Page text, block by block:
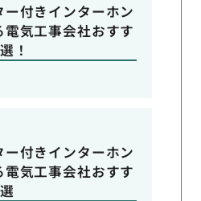
付きインターホン
気工事会社おすす
！
付きインターホン
気工事会社おすす